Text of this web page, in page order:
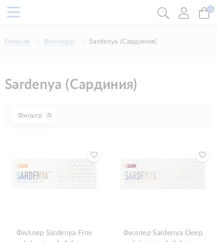
0
Главная Филлеры Sardenya (Сардиния)
Sardenya (Сардиния)
Фильтр
Филлер Sardenya Fine
Филлер Sardenya Deep